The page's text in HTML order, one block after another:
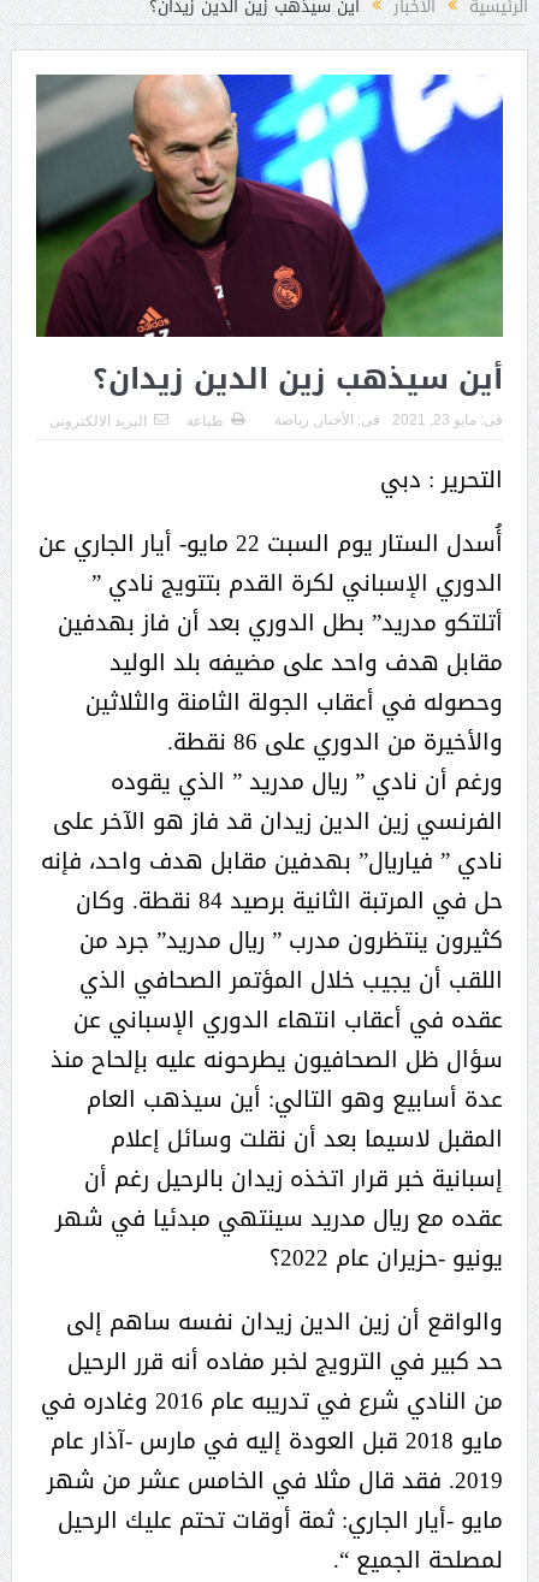
أين سيذهب زين الدين زيدان؟
فى: مايو 23, 2021 فى: الأخبار , رياضة طباعة البريد الالكترونى
التحرير : دبي
أُسدل الستار يوم السبت 22 مايو- أيار الجاري عن
الدوري الإسباني لكرة القدم بتتويج نادي ”
أتلتكو مدريد” بطل الدوري بعد أن فاز بهدفين
مقابل هدف واحد على مضيفه بلد الوليد
وحصوله في أعقاب الجولة الثامنة والثلاثين
والأخيرة من الدوري على 86 نقطة.
ورغم أن نادي ” ريال مدريد ” الذي يقوده
الفرنسي زين الدين زيدان قد فاز هو الآخر على
نادي ” فياريال” بهدفين مقابل هدف واحد، فإنه
حل في المرتبة الثانية برصيد 84 نقطة. وكان
كثيرون ينتظرون مدرب ” ريال مدريد” جرد من
اللقب أن يجيب خلال المؤتمر الصحافي الذي
عقده في أعقاب انتهاء الدوري الإسباني عن
سؤال ظل الصحافيون يطرحونه عليه بإلحاح منذ
عدة أسابيع وهو التالي: أين سيذهب العام
المقبل لاسيما بعد أن نقلت وسائل إعلام
إسبانية خبر قرار اتخذه زيدان بالرحيل رغم أن
عقده مع ريال مدريد سينتهي مبدئيا في شهر
يونيو -حزيران عام 2022؟
والواقع أن زين الدين زيدان نفسه ساهم إلى
حد كبير في الترويج لخبر مفاده أنه قرر الرحيل
من النادي شرع في تدريبه عام 2016 وغادره في
مايو 2018 قبل العودة إليه في مارس -آذار عام
2019. فقد قال مثلا في الخامس عشر من شهر
مايو -أيار الجاري: ثمة أوقات تحتم عليك الرحيل
لمصلحة الجميع “.